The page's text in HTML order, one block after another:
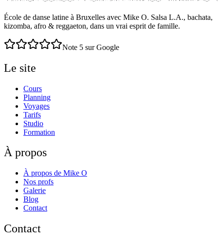
École de danse latine à Bruxelles avec Mike O. Salsa L.A., bachata,
kizomba, afro & reggaeton, dans un vrai esprit de famille.
Note 5 sur Google
Le site
Cours
Planning
Voyages
Tarifs
Studio
Formation
À propos
À propos de Mike O
Nos profs
Galerie
Blog
Contact
Contact